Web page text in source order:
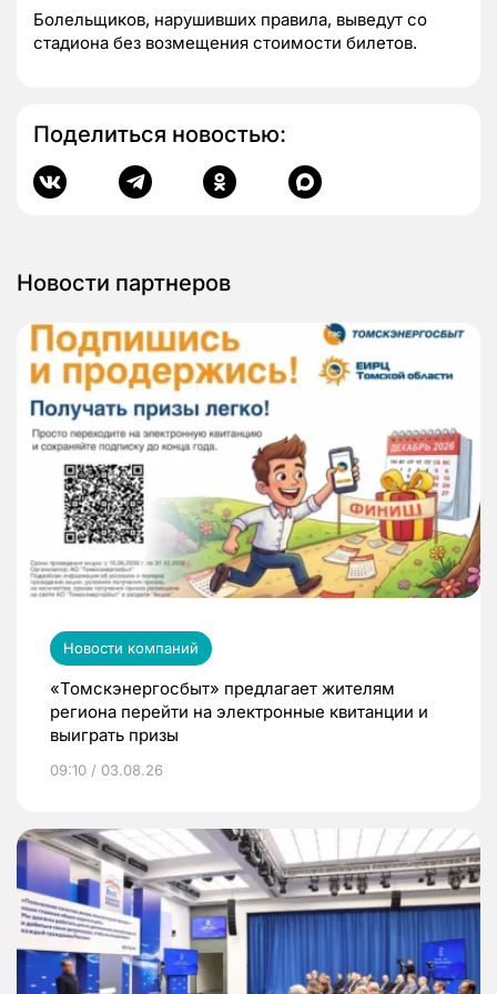
Болельщиков, нарушивших правила, выведут со
стадиона без возмещения стоимости билетов.
Поделиться новостью:
Новости партнеров
Новости компаний
«Томскэнергосбыт» предлагает жителям
региона перейти на электронные квитанции и
выиграть призы
09:10 / 03.08.26